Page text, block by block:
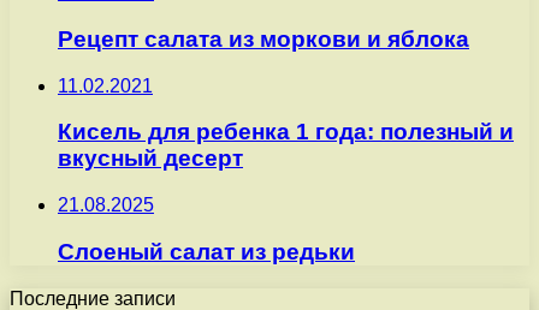
Рецепт салата из моркови и яблока
11.02.2021
Кисель для ребенка 1 года: полезный и
вкусный десерт
21.08.2025
Слоеный салат из редьки
Последние записи